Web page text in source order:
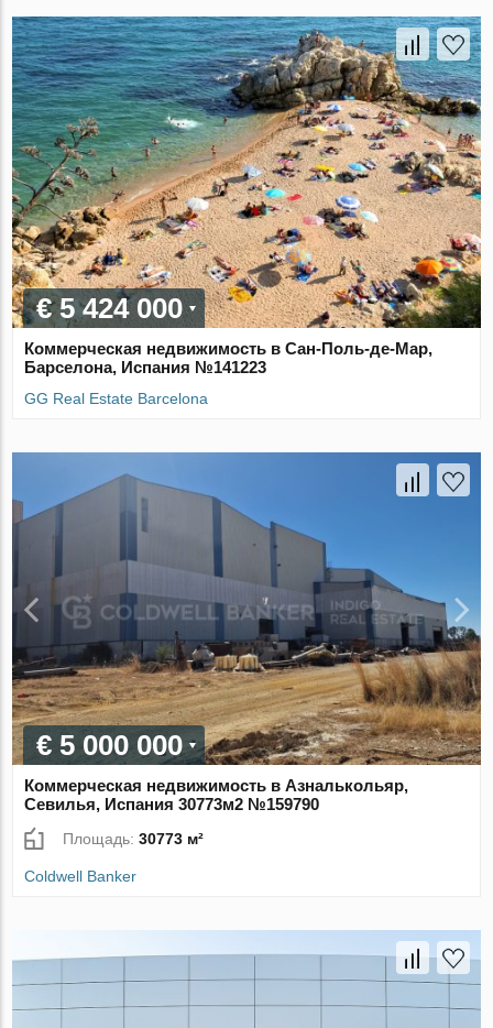
€ 5 424 000
Коммерческая недвижимость в Сан-Поль-де-Мар,
Барселона, Испания №141223
GG Real Estate Barcelona
€ 5 000 000
Коммерческая недвижимость в Азналькольяр,
Севилья, Испания 30773м2 №159790
Площадь:30773 м²
Coldwell Banker